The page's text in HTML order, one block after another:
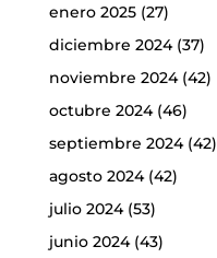
enero 2025(27)
diciembre 2024(37)
noviembre 2024(42)
octubre 2024(46)
septiembre 2024(42)
agosto 2024(42)
julio 2024(53)
junio 2024(43)